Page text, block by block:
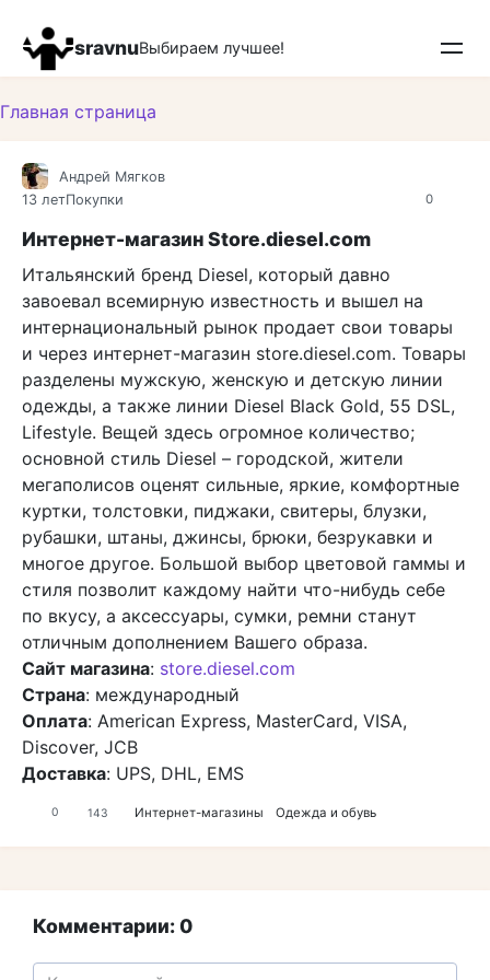
контенту
sravnuВыбираем лучшее!
Главная страница
0
Андрей Мягков
13 летПокупки
Интернет-магазин Store.diesel.com
Итальянский бренд Diesel, который давно
завоевал всемирную известность и вышел на
интернациональный рынок продает свои товары
и через интернет-магазин store.diesel.com. Товары
разделены мужскую, женскую и детскую линии
одежды, а также линии Diesel Black Gold, 55 DSL,
Lifestyle. Вещей здесь огромное количество;
основной стиль Diesel – городской, жители
мегаполисов оценят сильные, яркие, комфортные
куртки, толстовки, пиджаки, свитеры, блузки,
рубашки, штаны, джинсы, брюки, безрукавки и
многое другое. Большой выбор цветовой гаммы и
стиля позволит каждому найти что-нибудь себе
по вкусу, а аксессуары, сумки, ремни станут
отличным дополнением Вашего образа.
Сайт магазина: store.diesel.com
Страна: международный
Оплата: American Express, MasterCard, VISA,
Discover, JCB
Доставка: UPS, DHL, EMS
0 143 Интернет-магазины Одежда и обувь
Комментарии: 0